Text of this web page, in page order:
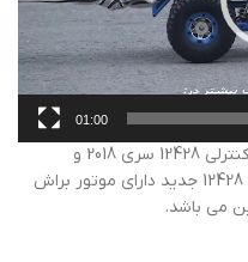
01:00
2018 و
. ماشین آرسی 12428 جدید دارای موتور براش
می باشد.